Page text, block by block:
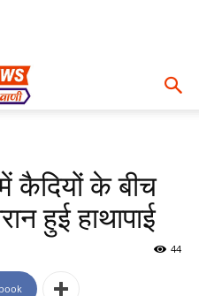
कैदियों के बीच
हुई हाथापाई
44